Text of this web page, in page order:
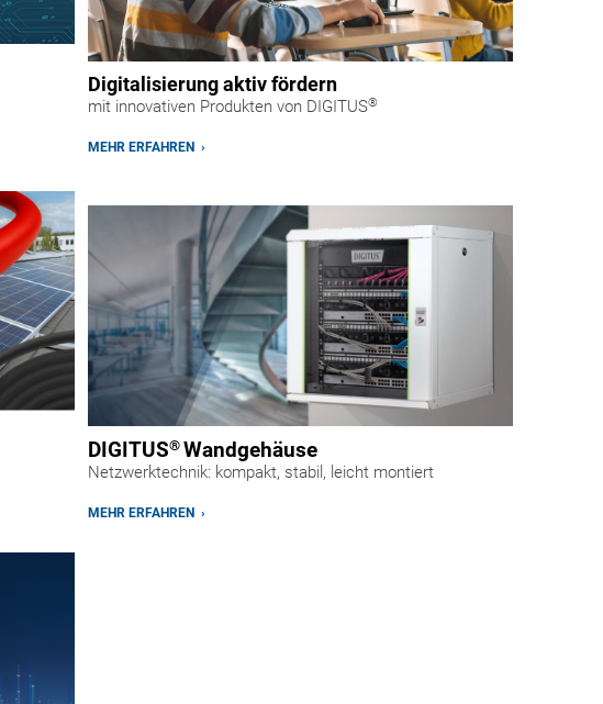
Digitalisierung aktiv fördern
mit innovativen Produkten von DIGITUS®
MEHR ERFAHREN ›
DIGITUS® Wandgehäuse
Netzwerktechnik: kompakt, stabil, leicht montiert
MEHR ERFAHREN ›